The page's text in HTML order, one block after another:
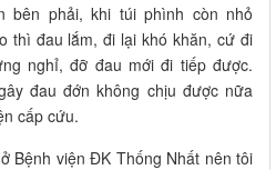
bên phải, khi túi phình còn nhỏ
thì đau lắm, đi lại khó khăn, cứ đi
nghỉ, đỡ đau mới đi tiếp được.
đau đớn không chịu được nữa
cấp cứu.
Bệnh viện ĐK Thống Nhất nên tôi